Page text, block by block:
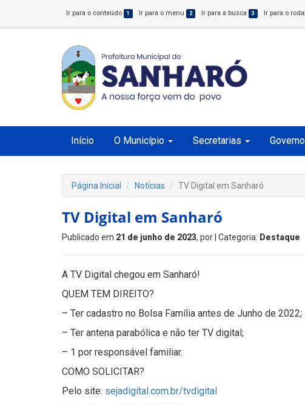
Ir para o conteúdo 1 Ir para o menu 2 Ir para a busca 3 Ir para o
Início O Município Secretarias
Página Inicial Notícias TV Digital em Sanharó
TV Digital em Sanharó
Publicado em 21 de junho de 2023, por | Categoria: Destaque
A TV Digital chegou em Sanharó!
QUEM TEM DIREITO?
– Ter cadastro no Bolsa Família antes de Junho de 2022;
– Ter antena parabólica e não ter TV digital;
– 1 por responsável familiar.
COMO SOLICITAR?
Pelo site: sejadigital.com.br/tvdigital